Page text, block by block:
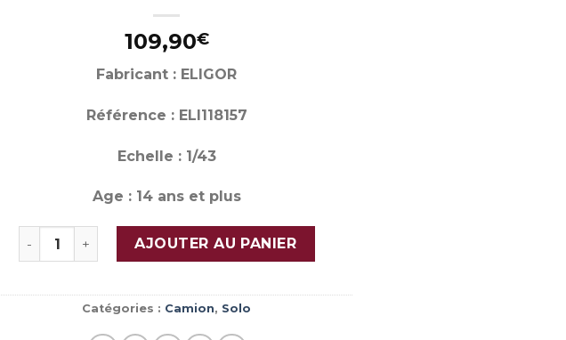
109,90€
Fabricant : ELIGOR
Référence : ELI118157
Echelle : 1/43
Age : 14 ans et plus
quantité de RENAULT T HIGH 480 EVO Prestige
AJOUTER AU PANIER
Catégories : Camion, Solo